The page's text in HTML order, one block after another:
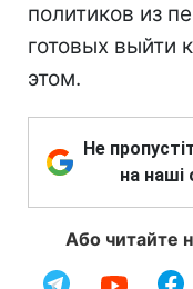
политиков из
готовых выйти
этом.
Не
на наші
Або читайте